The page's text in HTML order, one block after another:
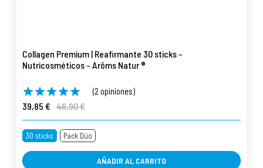
Collagen Premium | Reafirmante 30 sticks -
Nutricosméticos - Arôms Natur ®
(2 opiniones)
39,85 € 46,90 €
30 sticks Pack Dúo
AÑADIR AL CARRITO